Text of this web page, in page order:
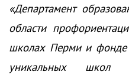
«Департамент
области
школах Перми и фонде
уникальных школ